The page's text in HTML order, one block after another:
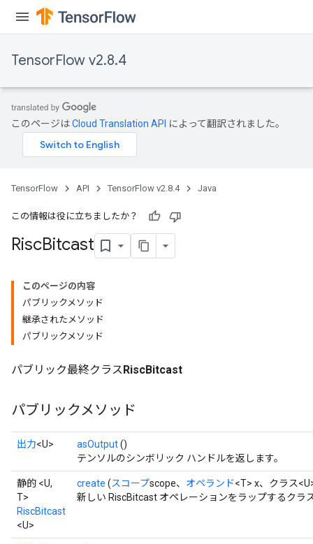
TensorFlow v2.8.4
このページはCloud Translation API によって翻訳されました。
TensorFlow API TensorFlow v2.8.4 Java
この情報は役に立ちましたか？
RiscBitcast
このページの内容
パブリックメソッド
継承されたメソッド
パブリックメソッド
パブリック最終クラスRiscBitcast
パブリックメソッド
出力<U> asOutput()
テンソルのシンボリック ハンドルを返します。
静的 <U,
T>
RiscBitcast
<U>
create (スコープscope、 オペランド<T> x、クラス
新しい RiscBitcast オペレーションをラップするクラ